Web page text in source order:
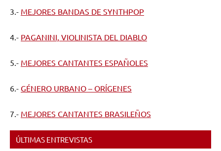
3.- MEJORES BANDAS DE SYNTHPOP
4.- PAGANINI, VIOLINISTA DEL DIABLO
5.- MEJORES CANTANTES ESPAÑOLES
6.- GÉNERO URBANO – ORÍGENES
7.- MEJORES CANTANTES BRASILEÑOS
ÚLTIMAS ENTREVISTAS